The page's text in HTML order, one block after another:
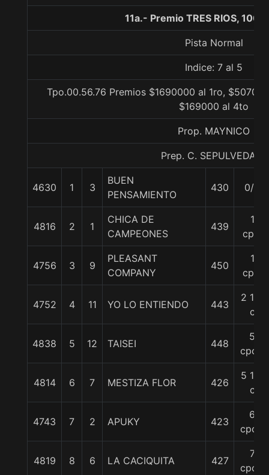
11a.- Premio TRES RIOS,
Pista Normal
Indice: 7 al 5
Tpo.00.56.76 Premios $1690000 al 1ro,
$169000 al 4to
Prop. MAYNICO
Prep. C. SEPULVEDA B.
4630 1 3
BUEN
PENSAMIENTO
430 0/0
4816 2 1
CHICA DE
CAMPEONES
439
1
cpo.
4756 3 9
PLEASANT
COMPANY
450
1
cpo.
4752 4 11 YO LO ENTIENDO 443
2 1/2
c
4838 5 12 TAISEI 448
5
cpos.
4814 6 7 MESTIZA FLOR 426
5 1/2
c
4743 7 2 APUKY 423
6
cpos.
4819 8 6 LA CACIQUITA 427
7
cpos.